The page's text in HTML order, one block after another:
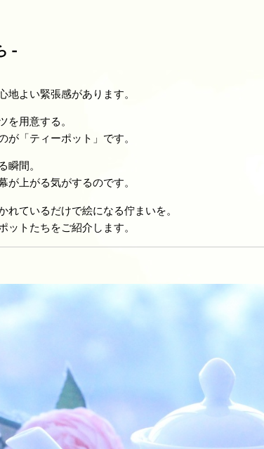
-
よい緊張感があります。
用意する。
「ティーポット」です。
間。
上がる気がするのです。
ているだけで絵になる佇まいを。
トたちをご紹介します。